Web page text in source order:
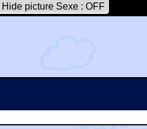
Hide picture Sexe : OFF